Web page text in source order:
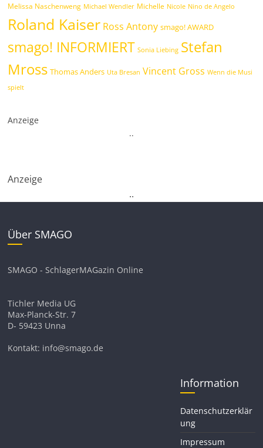
Melissa Naschenweng Michael Wendler Michelle Nicole Nino de Angelo
Roland Kaiser Ross Antony smago! AWARD
smago! INFORMIERT Sonia Liebing Stefan
Mross Thomas Anders Uta Bresan Vincent Gross Wenn die Musi
spielt
Anzeige
..
Anzeige
..
Über SMAGO
SMAGO - SchlagerMAGazin Online
Tichler Media UG
Max-Planck-Str. 7
D- 59423 Unna
Kontakt: info@smago.de
Information
Datenschutzerklär
ung
Impressum